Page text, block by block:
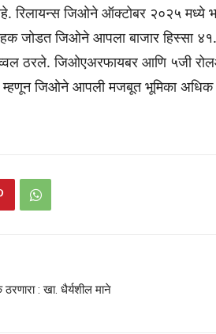
रिलायन्स जिओने ऑक्टोबर २०२५ मध्ये
जोडत जिओने आपला बाजार हिस्सा
ठरले. जिओएअरफायबर आणि ५जी
म्हणून जिओने आपली मजबूत भूमिका
ठरणारा : खा. धैर्यशील माने